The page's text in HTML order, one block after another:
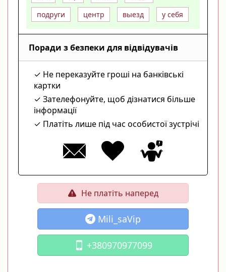
подруги
центр выезд у себя
Поради з безпеки для відвідувачів
Не переказуйте гроші на банківські
картки
Зателефонуйте, щоб дізнатися більше
інформації
Платіть лише під час особистої зустрічі
Не платіть наперед
Mili_saVip
+380970977099